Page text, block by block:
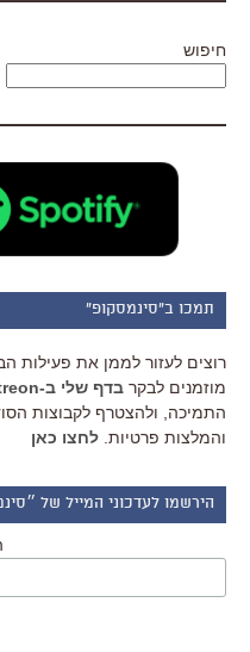
חיפוש
תמכו ב"סינמסקופ"
רוצים לעזור לממן את פעילות
מוזמנים לבקר בדף שלי ב-Patreon
התמיכה, ולהצטרף לקבוצות
והמלצות פרטיות. לחצו כאן
הירשמו לעדכוני המייל של